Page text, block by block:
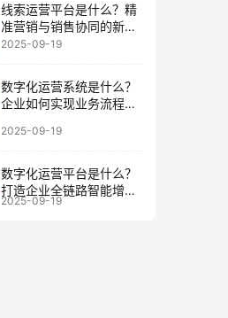
线索运营平台是什么？精
准营销与销售协同的新增
长引擎
2025-09-19
数字化运营系统是什么？
企业如何实现业务流程与
2025-09-19
数字化运营平台是什么？
打造企业全链路智能增长
的底座
2025-09-19